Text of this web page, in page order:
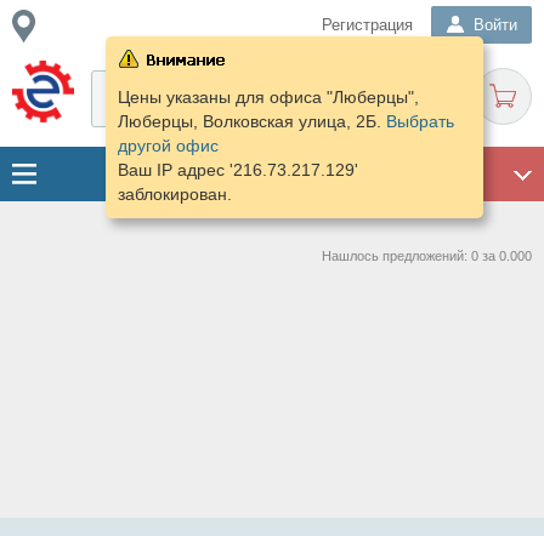
Регистрация Войти
Цены указаны для офиса "Люберцы",
Люберцы, Волковская улица, 2Б. Выбрать
другой офис
Ваш IP адрес '216.73.217.129'
заблокирован.
Нашлось предложений: 0 за 0.000